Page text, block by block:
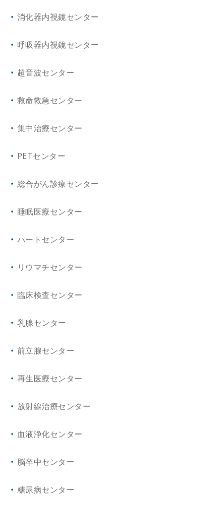
消化器内視鏡センター
呼吸器内視鏡センター
超音波センター
救命救急センター
集中治療センター
PETセンター
総合がん診療センター
睡眠医療センター
ハートセンター
リウマチセンター
臨床検査センター
乳腺センター
前立腺センター
再生医療センター
放射線治療センター
血液浄化センター
脳卒中センター
糖尿病センター